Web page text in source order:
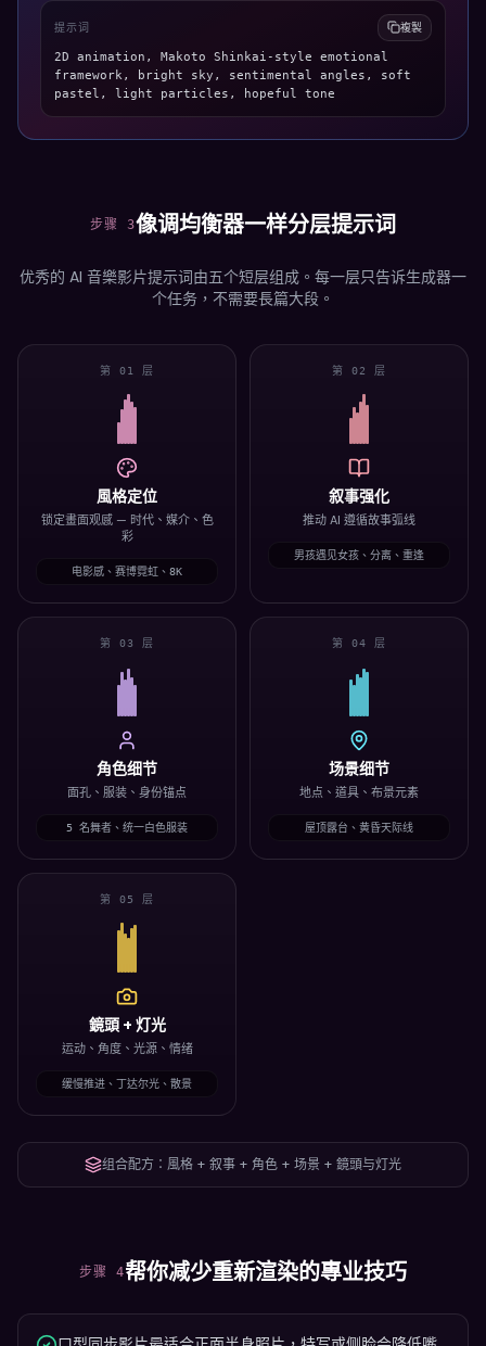
提示词 複製
2D animation, Makoto Shinkai-style emotional
framework, bright sky, sentimental angles, soft
pastel, light particles, hopeful tone
步骤 3像调均衡器一样分层提示词
优秀的 AI 音樂影片提示词由五个短层组成。每一层只告诉生成器一
个任务，不需要長篇大段。
第 01 层
風格定位
锁定畫面观感 — 时代、媒介、色
彩
电影感、赛博霓虹、8K
第 02 层
叙事强化
推动 AI 遵循故事弧线
男孩遇见女孩、分离、重逢
第 03 层
角色细节
面孔、服装、身份锚点
5 名舞者、统一白色服装
第 04 层
场景细节
地点、道具、布景元素
屋顶露台、黄昏天际线
第 05 层
鏡頭 + 灯光
运动、角度、光源、情绪
缓慢推进、丁达尔光、散景
组合配方：風格 + 叙事 + 角色 + 场景 + 鏡頭与灯光
步骤 4帮你减少重新渲染的專业技巧